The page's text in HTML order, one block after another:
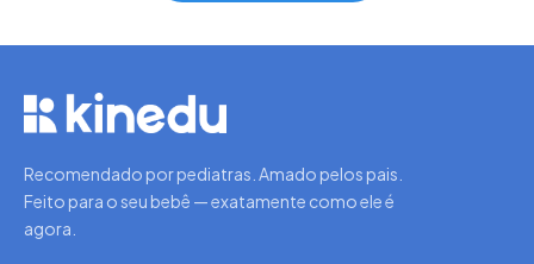
Recomendado por pediatras. Amado pelos pais.
Feito para o seu bebê — exatamente como ele é
agora.